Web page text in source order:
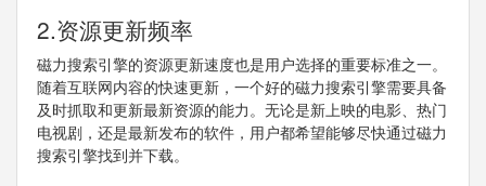
2.资源更新频率
磁力搜索引擎的资源更新速度也是用户选择的重要标准之一。
随着互联网内容的快速更新，一个好的磁力搜索引擎需要具备
及时抓取和更新最新资源的能力。无论是新上映的电影、热门
电视剧，还是最新发布的软件，用户都希望能够尽快通过磁力
搜索引擎找到并下载。